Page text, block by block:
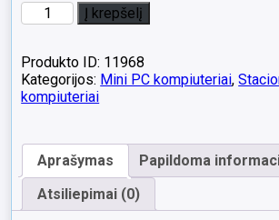
produkto
kiekis:
ProDesk
400
G2
i5-
6500T
8GB
256GB
Į krepšelį
Produkto ID: 11968
Kategorijos: Mini PC kompiuteriai,
kompiuteriai
Aprašymas
Papildoma
Atsiliepimai (0)